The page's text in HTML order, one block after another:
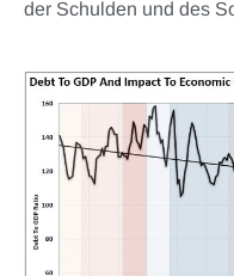
der Schulden und des